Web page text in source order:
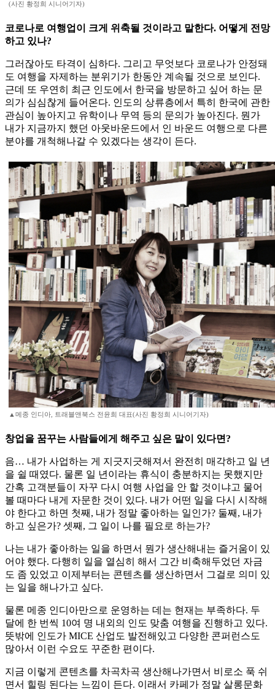
(사진 황정희 시니어기자)
코로나로 여행업이 크게 위축될 것이라고 말한다. 어떻게 전망
하고 있나?
그러잖아도 타격이 심하다. 그리고 무엇보다 코로나가 안정돼
도 여행을 자제하는 분위기가 한동안 계속될 것으로 보인다.
근데 또 우연히 최근 인도에서 한국을 방문하고 싶어 하는 문
의가 심심찮게 들어온다. 인도의 상류층에서 특히 한국에 관한
관심이 높아지고 유학이나 무역 등의 문의가 높아진다. 뭔가
내가 지금까지 했던 아웃바운드에서 인 바운드 여행으로 다른
분야를 개척해나갈 수 있겠다는 생각이 든다.
▲메종 인디아, 트래블앤북스 전윤희 대표(사진 황정희 시니어기자)
창업을 꿈꾸는 사람들에게 해주고 싶은 말이 있다면?
음… 내가 사업하는 게 지긋지긋해져서 완전히 매각하고 일 년
을 쉴 때였다. 물론 일 년이라는 휴식이 충분하지는 못했지만
간혹 고객분들이 자꾸 다시 여행 사업을 안 할 것이냐고 물어
볼 때마다 내게 자문한 것이 있다. 내가 어떤 일을 다시 시작해
야 한다고 하면 첫째, 내가 정말 좋아하는 일인가? 둘째, 내가
하고 싶은가? 셋째, 그 일이 나를 필요로 하는가?
나는 내가 좋아하는 일을 하면서 뭔가 생산해내는 즐거움이 있
어야 했다. 다행히 일을 열심히 해서 그간 비축해두었던 자금
도 좀 있었고 이제부터는 콘텐츠를 생산하면서 그걸로 의미 있
는 일을 해나가고 싶다.
물론 메종 인디아만으로 운영하는 데는 현재는 부족하다. 두
달에 한 번씩 10여 명 내외의 인도 맞춤 여행을 진행하고 있다.
뜻밖에 인도가 MICE 산업도 발전해있고 다양한 콘퍼런스도
많아서 이런 수요도 꾸준한 편이다.
지금 이렇게 콘텐츠를 차곡차곡 생산해나가면서 비로소 푹 쉬
면서 힐링 된다는 느낌이 든다. 이래서 카페가 정말 살롱문화